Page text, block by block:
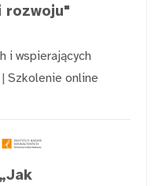
rozwoju"
i wspierających
| Szkolenie online